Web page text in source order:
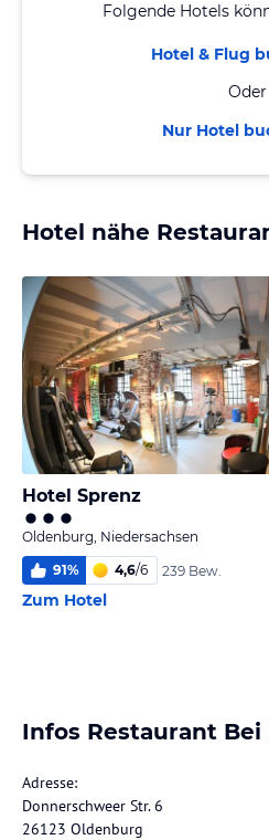
Folgende Hotels
Hotel & Flug
Oder
Nur Hotel
Hotel nähe
Hotel Sprenz
Oldenburg, Niedersachsen
91% 4,6/6 239 Bew.
Zum Hotel
Infos Restaurant Bei
Adresse:
Donnerschweer Str. 6
26123 Oldenburg